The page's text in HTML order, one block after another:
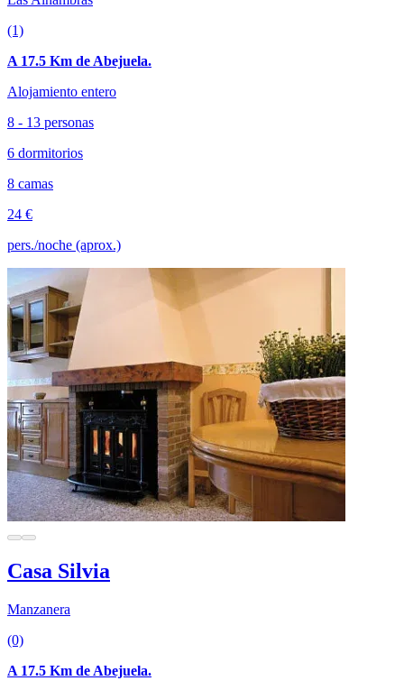
(1)
A 17.5 Km de Abejuela.
Alojamiento entero
8 - 13 personas
6 dormitorios
8 camas
24 €
pers./noche (aprox.)
Casa Silvia
Manzanera
(0)
A 17.5 Km de Abejuela.